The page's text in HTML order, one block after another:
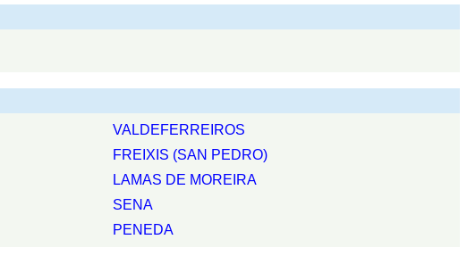
VALDEFERREIROS
FREIXIS (SAN PEDRO)
LAMAS DE MOREIRA
SENA
PENEDA